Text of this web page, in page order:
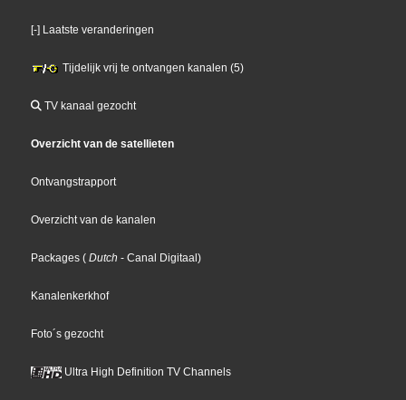
[-] Laatste veranderingen
Tijdelijk vrij te ontvangen kanalen (5)
TV kanaal gezocht
Overzicht van de satellieten
Ontvangstrapport
Overzicht van de kanalen
Packages ( Dutch - Canal Digitaal)
Kanalenkerkhof
Foto´s gezocht
Ultra High Definition TV Channels